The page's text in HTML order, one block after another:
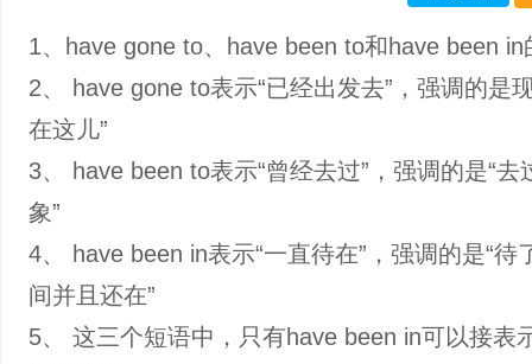
1、have gone to、have been to和have been in
2、 have gone to表示“已经出发去”，强调的是
在这儿”
3、 have been to表示“曾经去过”，强调的是“去
象”
4、 have been in表示“一直待在”，强调的是“待
间并且还在”
5、 这三个短语中，只有have been in可以接表